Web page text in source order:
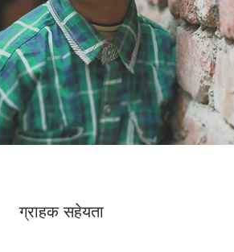
ग्राहक सहेयता